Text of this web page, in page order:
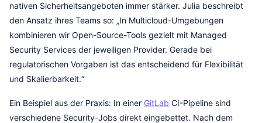
nativen Sicherheitsangeboten immer stärker. Julia beschreibt
den Ansatz ihres Teams so: „In Multicloud-Umgebungen
kombinieren wir Open-Source-Tools gezielt mit Managed
Security Services der jeweiligen Provider. Gerade bei
regulatorischen Vorgaben ist das entscheidend für Flexibilität
und Skalierbarkeit.“
Ein Beispiel aus der Praxis: In einer GitLab CI-Pipeline sind
verschiedene Security-Jobs direkt eingebettet. Nach dem